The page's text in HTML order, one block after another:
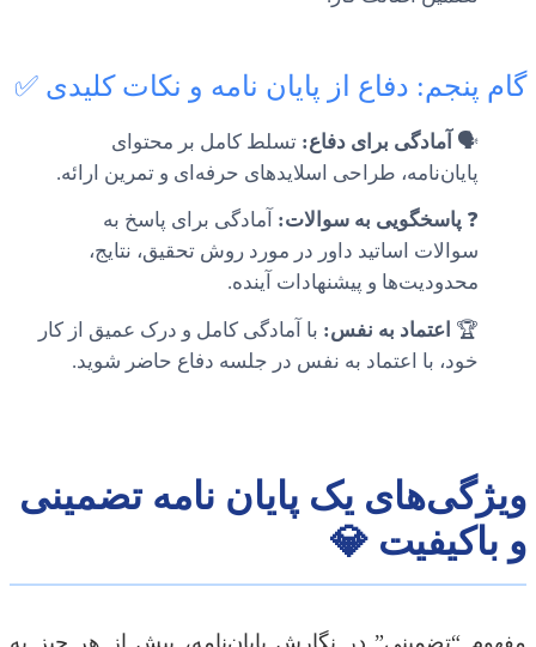
گام پنجم: دفاع از پایان نامه و نکات کلیدی ✅
🗣️ آمادگی برای دفاع: تسلط کامل بر محتوای
پایان‌نامه، طراحی اسلایدهای حرفه‌ای و تمرین ارائه.
❓ پاسخگویی به سوالات: آمادگی برای پاسخ به
سوالات اساتید داور در مورد روش تحقیق، نتایج،
محدودیت‌ها و پیشنهادات آینده.
🏆 اعتماد به نفس: با آمادگی کامل و درک عمیق از کار
خود، با اعتماد به نفس در جلسه دفاع حاضر شوید.
ویژگی‌های یک پایان نامه تضمینی
و باکیفیت 💎
مفهوم “تضمینی” در نگارش پایان‌نامه، بیش از هر چیز به